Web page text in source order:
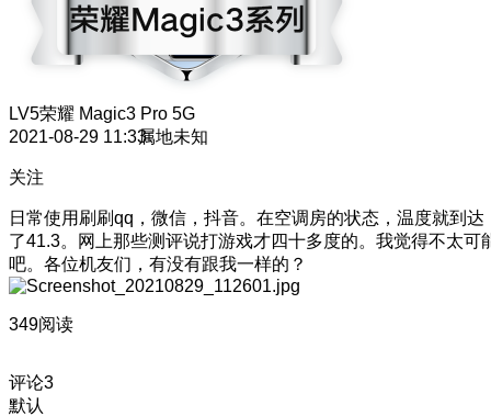
LV5荣耀 Magic3 Pro 5G
2021-08-29 11:33属地未知
关注
日常使用刷刷qq，微信，抖音。在空调房的状态，温度就到达
了41.3。网上那些测评说打游戏才四十多度的。我觉得不太可
吧。各位机友们，有没有跟我一样的？
349阅读
评论3
默认